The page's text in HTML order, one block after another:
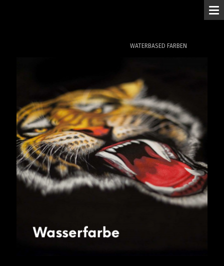
WATERBASED FARBEN